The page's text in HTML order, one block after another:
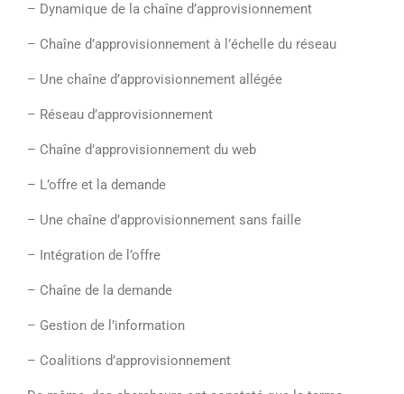
– Dynamique de la chaîne d’approvisionnement
– Chaîne d’approvisionnement à l’échelle du réseau
– Une chaîne d’approvisionnement allégée
– Réseau d’approvisionnement
– Chaîne d’approvisionnement du web
– L’offre et la demande
– Une chaîne d’approvisionnement sans faille
– Intégration de l’offre
– Chaîne de la demande
– Gestion de l’information
– Coalitions d’approvisionnement